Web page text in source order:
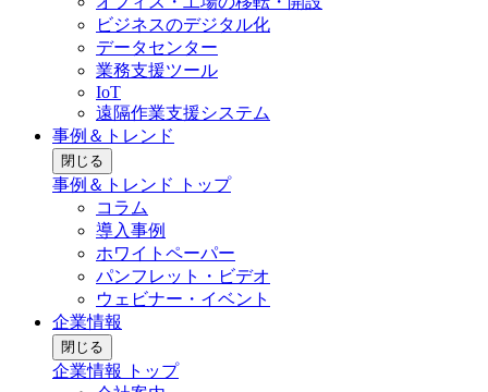
ビジネスのデジタル化
データセンター
業務支援ツール
IoT
遠隔作業支援システム
事例＆トレンド
閉じる
事例＆トレンド トップ
コラム
導入事例
ホワイトペーパー
パンフレット・ビデオ
ウェビナー・イベント
企業情報
閉じる
企業情報 トップ